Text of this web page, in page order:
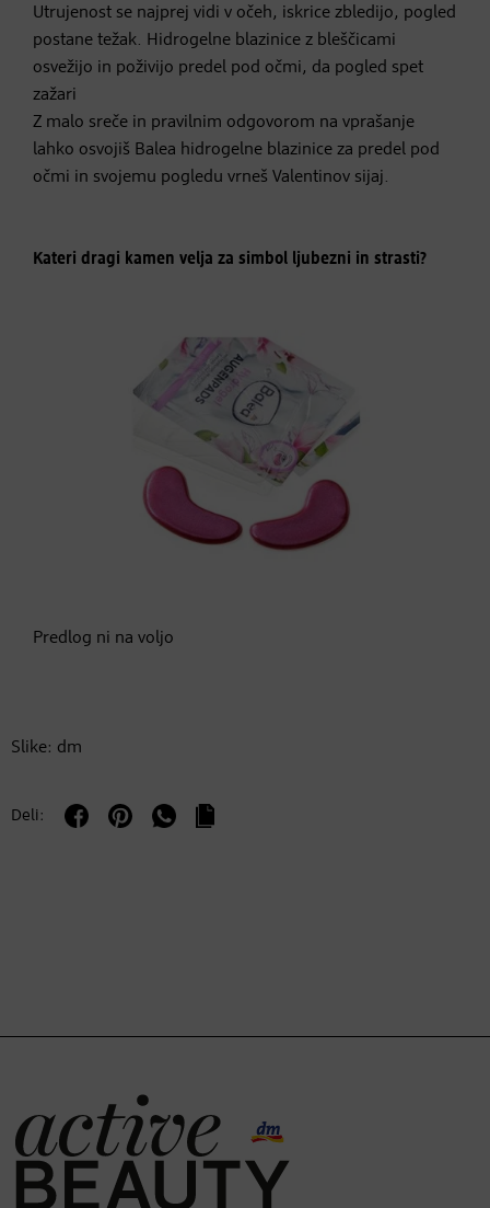
Utrujenost se najprej vidi v očeh, iskrice zbledijo, pogled
postane težak. Hidrogelne blazinice z bleščicami
osvežijo in poživijo predel pod očmi, da pogled spet
zažari
Z malo sreče in pravilnim odgovorom na vprašanje
lahko osvojiš Balea hidrogelne blazinice za predel pod
očmi in svojemu pogledu vrneš Valentinov sijaj.
Kateri dragi kamen velja za simbol ljubezni in strasti?
Predlog ni na voljo
Slike: dm
Deli: